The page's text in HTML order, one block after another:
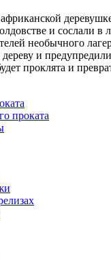
и сослали в
необычного
и
проклята и
проката